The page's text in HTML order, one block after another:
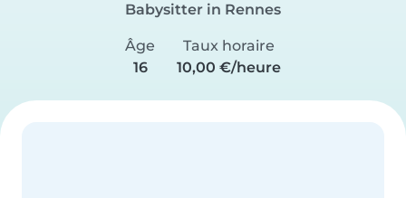
Babysitter in Rennes
Âge
16
Taux horaire
10,00 €/heure